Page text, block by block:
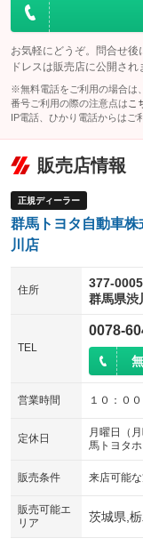
お気軽にどうぞ。問合せ
ドレスは販売店に公開され
※無料電話をご利用の場合は
番号ご利用の際の注意点は こ
IP電話、ひかり電話からはご
販売店情報
正規ディーラー
群馬トヨタ自動車
川店
住所
377-0005
群馬県渋
TEL
0078-
営業時間 １０：０
定休日
月曜日（
馬トヨタ
販売条件 来店可能
販売可能エ
リア
茨城県,